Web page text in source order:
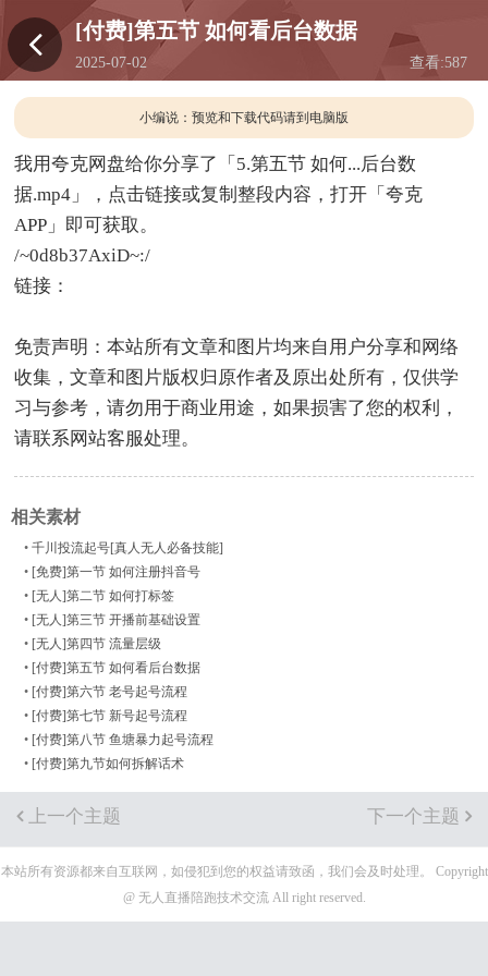
[付费]第五节 如何看后台数据
2025-07-02
15:20
查看:587
小编说：预览和下载代码请到电脑版
我用夸克网盘给你分享了「5.第五节 如何...后台数
据.mp4」，点击链接或复制整段内容，打开「夸克
APP」即可获取。
/~0d8b37AxiD~:/
链接：
免责声明：本站所有文章和图片均来自用户分享和网络
收集，文章和图片版权归原作者及原出处所有，仅供学
习与参考，请勿用于商业用途，如果损害了您的权利，
请联系网站客服处理。
相关素材
•千川投流起号[真人无人必备技能]
• [免费]第一节 如何注册抖音号
• [无人]第二节 如何打标签
• [无人]第三节 开播前基础设置
• [无人]第四节 流量层级
• [付费]第五节 如何看后台数据
• [付费]第六节 老号起号流程
• [付费]第七节 新号起号流程
• [付费]第八节 鱼塘暴力起号流程
• [付费]第九节如何拆解话术
上一个主题 下一个主题
本站所有资源都来自互联网，如侵犯到您的权益请致函，我们会及时处理。 Copyright
@ 无人直播陪跑技术交流 All right reserved.